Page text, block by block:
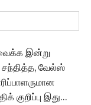
வைக்க இன்று
சந்தித்த, வேல்ஸ்
குறிப்பு இது…